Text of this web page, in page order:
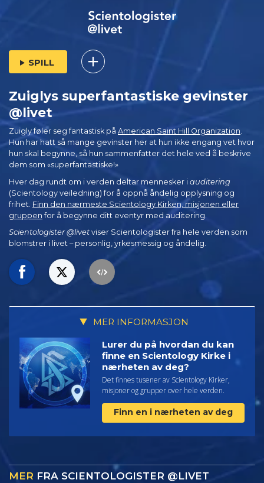
SPILL
Zuiglys superfantastiske gevinster
@livet
Zuigly føler seg fantastisk på American Saint Hill Organization.
Hun har hatt så mange gevinster her at hun ikke engang vet hvor
hun skal begynne, så hun sammenfatter det hele ved å beskrive
dem som «superfantastiske!»
Hver dag rundt om i verden deltar mennesker i auditering
(Scientology veiledning) for å oppnå åndelig opplysning og
frihet. Finn den nærmeste Scientology Kirken, misjonen eller
gruppen for å begynne ditt eventyr med auditering.
Scientologister @livet viser Scientologister fra hele verden som
blomstrer i livet – personlig, yrkesmessig og åndelig.
MER INFORMASJON
Lurer du på hvordan du kan
finne en Scientology Kirke i
nærheten av deg?
Det finnes tusener av Scientology Kirker,
misjoner og grupper over hele verden.
Finn en i nærheten av deg
MER FRA SCIENTOLOGISTER @LIVET